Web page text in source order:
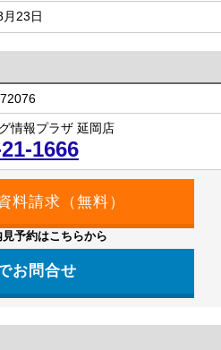
23日
情報プラザ 延岡店
1666
予約はこちらから
お問合せ